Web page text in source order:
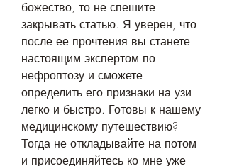
божество, то не спешите
закрывать статью. Я уверен, что
после ее прочтения вы станете
настоящим экспертом по
нефроптозу и сможете
определить его признаки на узи
легко и быстро. Готовы к нашему
медицинскому путешествию?
Тогда не откладывайте на потом
и присоединяйтесь ко мне уже